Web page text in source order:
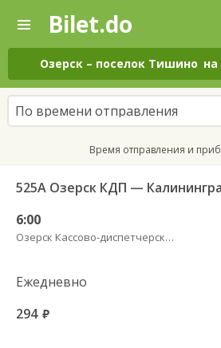
—
Поиск
и
покупка
билетов
на
автобус
онлайн
Bilet.do
Озерск – поселок Тишино
По времени отправления
Время отправления и
6:00
Озерск Кассово-диспетчерский пункт
Ежедневно
294 руб.